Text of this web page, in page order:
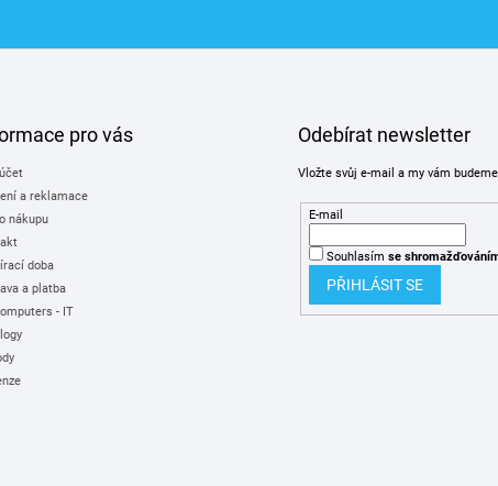
pro vás
a reklamace
nákupu
doba
a platba
- IT
Odebírat newsletter
Vložte svůj e-mail a my vám
E-mail
Souhlasím se
PŘIHLÁSIT SE